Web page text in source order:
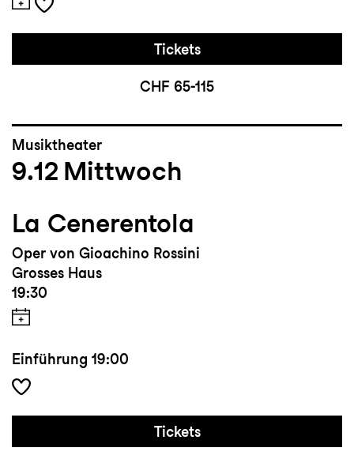
Tickets
CHF 65-115
Musiktheater
9.12 Mittwoch
La Cenerentola
Oper von Gioachino Rossini
Grosses Haus
19:30
Einführung 19:00
Tickets